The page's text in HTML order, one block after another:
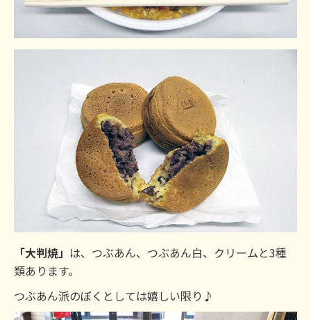
「大判焼」 は、つぶあん、つぶあん白、クリームと3種
類あります。
つぶあん派のぼくとしては嬉しい限り♪